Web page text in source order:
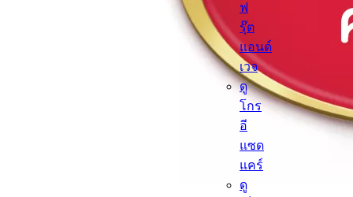
ฟ
รุ๊ต
แอนด์
เวจ
ดู
โกร
อี
แซด
แคร์
ดู